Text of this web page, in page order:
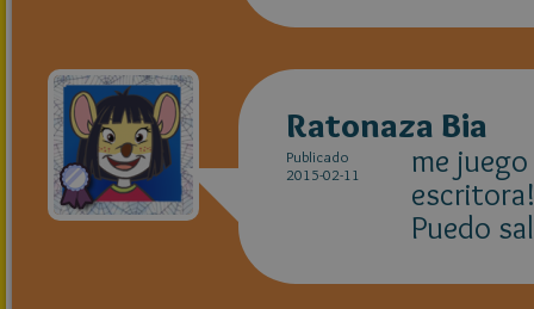
Ratonaza Bia
Publicado
2015-02-11
me
Puedo